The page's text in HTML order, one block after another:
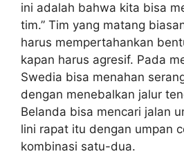
ini adalah bahwa kita bisa
tim.” Tim yang matang
harus mempertahankan
kapan harus agresif. Pada
Swedia bisa menahan
dengan menebalkan jalur
Belanda bisa mencari jalan
lini rapat itu dengan umpan
kombinasi satu-dua.